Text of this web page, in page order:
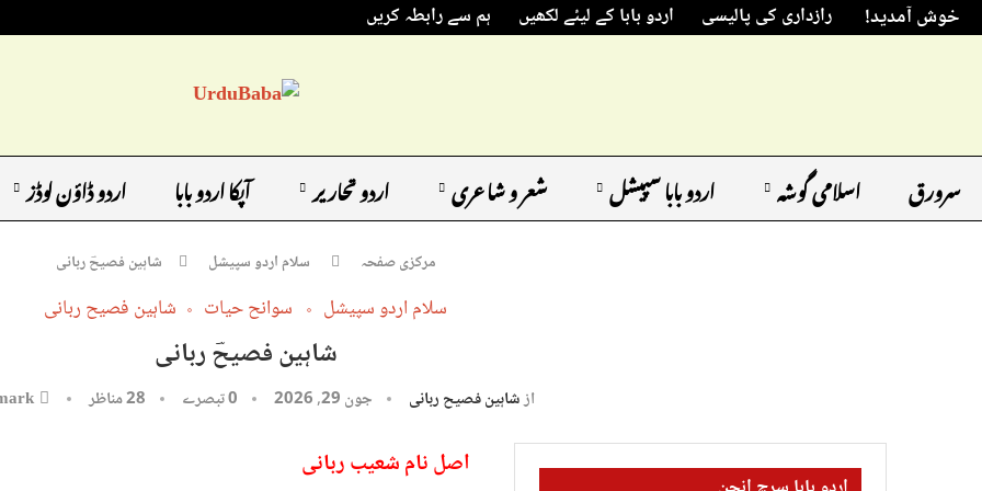
خوش آمدید! رازداری کی پالیسی اردو بابا کے لیئے لکھیں ہم سے رابطہ کریں
سرورق اسلامی گوشہ اردو بابا سپیشل شعر و شاعری اردو تحاریر آپکا اردو بابا اردو ڈاؤن لوڈز
مرکزی صفحہ سلام اردو سپیشل شاہین فصیحؔ ربانی
سلام اردو سپیشل سوانح حیات شاہین فصیح ربانی
شاہین فصیحؔ ربانی
ازشاہین فصیح ربانی جون 29, 2026 0 تبصرے 28مناظر
اصل نام شعیب ربانی